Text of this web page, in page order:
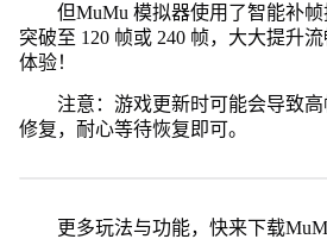
但MuMu 模拟器使用了智能补
突破至 120 帧或 240 帧，大大提升
体验！
注意：游戏更新时可能会导致
修复，耐心等待恢复即可。
更多玩法与功能，快来下载